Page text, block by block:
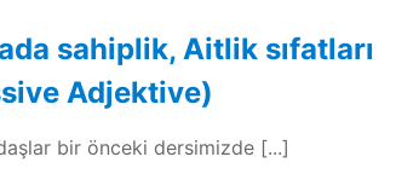
sahiplik, Aitlik sıfatları
Adjektive)
bir önceki dersimizde [...]